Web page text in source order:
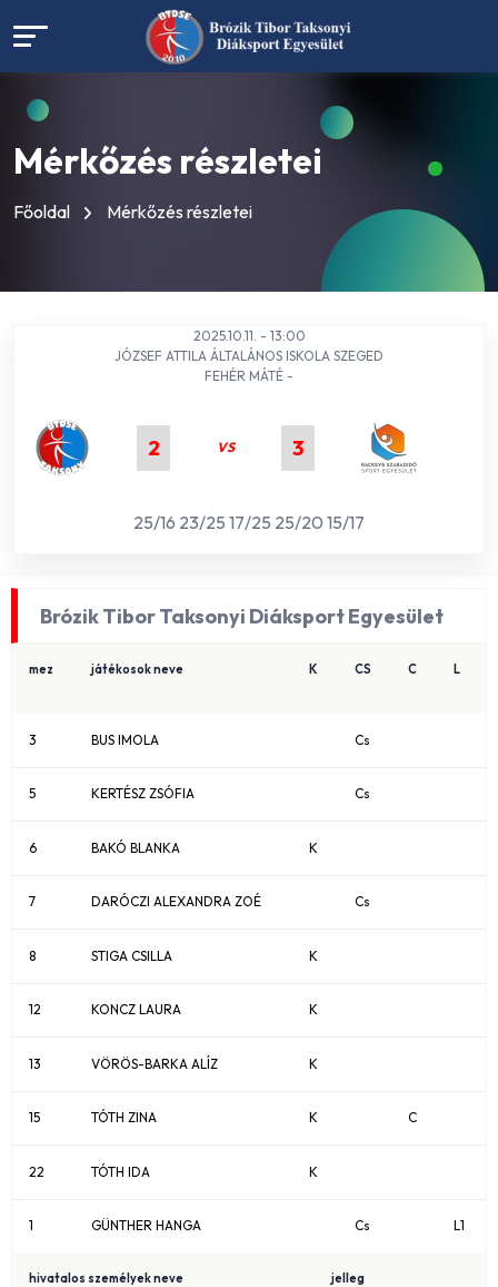
Mérkőzés részletei
Főoldal Mérkőzés részletei
2025.10.11. - 13:00
JÓZSEF ATTILA ÁLTALÁNOS ISKOLA SZEGED
FEHÉR MÁTÉ -
2 VS 3
25/16 23/25 17/25 25/20 15/17
Brózik Tibor Taksonyi Diáksport Egyesület
mez játékosok neve K CS C L
3 BUS IMOLA Cs
5 KERTÉSZ ZSÓFIA Cs
6 BAKÓ BLANKA K
7 DARÓCZI ALEXANDRA ZOÉ Cs
8 STIGA CSILLA K
12 KONCZ LAURA K
13 VÖRÖS-BARKA ALÍZ K
15 TÓTH ZINA K C
22 TÓTH IDA K
1 GÜNTHER HANGA Cs L1
hivatalos személyek neve jelleg